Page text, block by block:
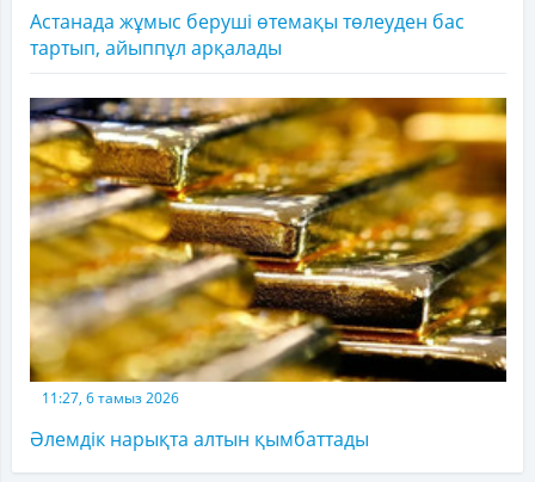
Астанада жұмыс беруші өтемақы төлеуден бас
тартып, айыппұл арқалады
11:27, 6 тамыз 2026
Әлемдік нарықта алтын қымбаттады